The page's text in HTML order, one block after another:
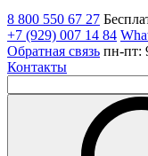
8 800 550 67 27
+7 (929) 007 14 84
Обратная связь пн-пт:
Контакты